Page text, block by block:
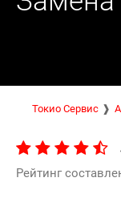
Токио Сервис
Рейтинг